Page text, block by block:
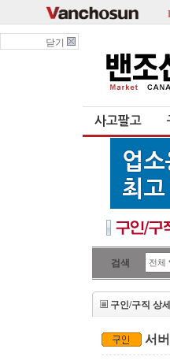
닫기
사고팔고
검색
구인/구직 상
서